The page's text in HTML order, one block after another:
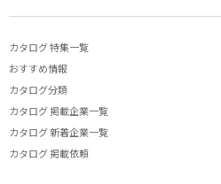
カタログ 特集一覧
おすすめ情報
カタログ分類
カタログ 掲載企業一覧
カタログ 新着企業一覧
カタログ 掲載依頼